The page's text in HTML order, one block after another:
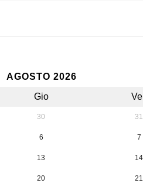
AGOSTO 2026
Gio
30 31
6 7
13 14
20 21